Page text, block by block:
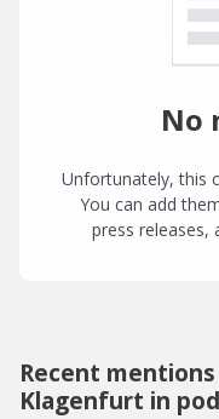
No
Unfortunately, this
You can add
press releases,
Recent
Klagenfurt in